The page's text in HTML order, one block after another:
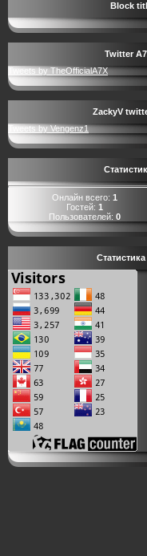
Block
Twitter
Tweets by TheOfficialA7X
ZackyV
Tweets by Vengenz1
Онлайн всего: 1
Гостей: 1
Пользователей: 0
Статистика